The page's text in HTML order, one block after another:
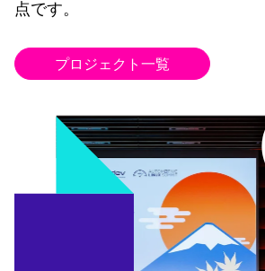
点です。
プロジェクト一覧